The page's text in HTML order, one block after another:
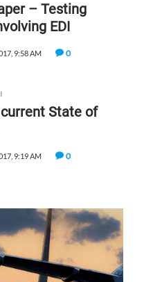
– Testing
EDI
9:58 AM
0
State of
9:19 AM
0